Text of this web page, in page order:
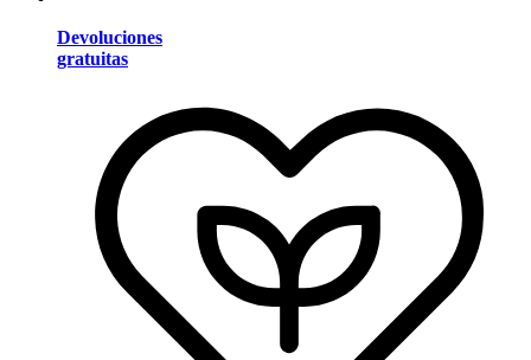
Devoluciones
gratuitas